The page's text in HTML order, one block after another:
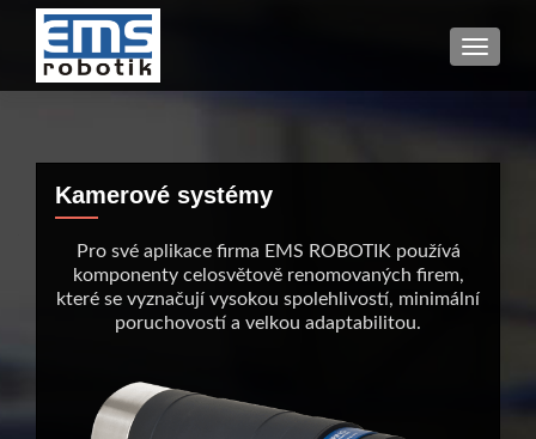
Kamerové systémy
Pro své aplikace firma EMS ROBOTIK používá
komponenty celosvětově renomovaných firem,
které se vyznačují vysokou spolehlivostí, minimální
poruchovostí a velkou adaptabilitou.